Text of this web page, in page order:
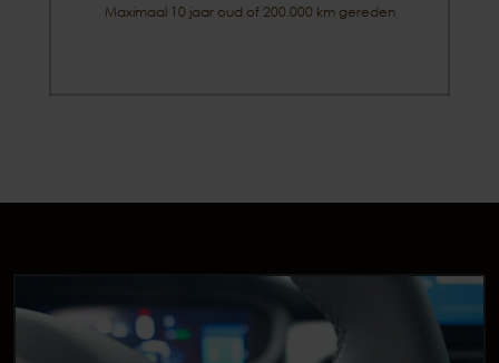
Maximaal 10 jaar oud of 200.000 km gereden